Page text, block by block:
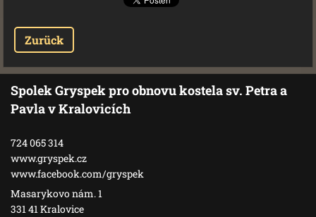
Zurück
Spolek Gryspek pro obnovu kostela sv. Petra a
Pavla v Kralovicích
724 065 314
www.gryspek.cz
www.facebook.com/gryspek
Masarykovo nám. 1
331 41 Kralovice